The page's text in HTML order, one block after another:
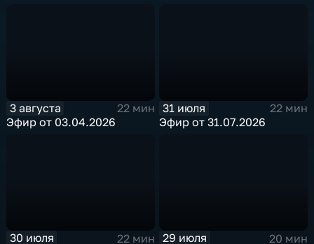
3 августа
22 мин
Эфир от 03.04.2026
31 июля
22 мин
Эфир от 31.07.2026
30 июля
22 мин
29 июля
20 мин